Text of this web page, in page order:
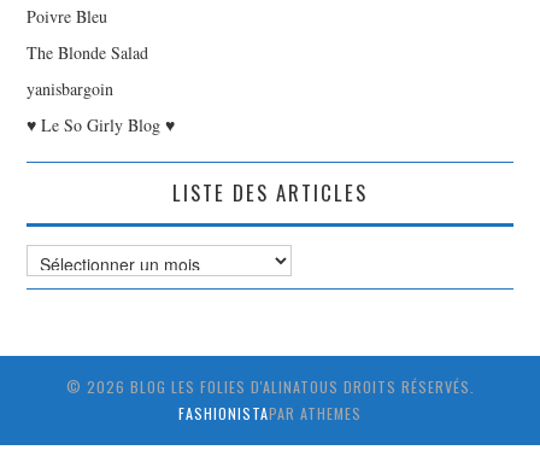
Poivre Bleu
The Blonde Salad
yanisbargoin
♥ Le So Girly Blog ♥
LISTE DES ARTICLES
Liste
des
© 2026 BLOG LES FOLIES D'ALINATOUS DROITS RÉSERVÉS.
FASHIONISTAPAR ATHEMES